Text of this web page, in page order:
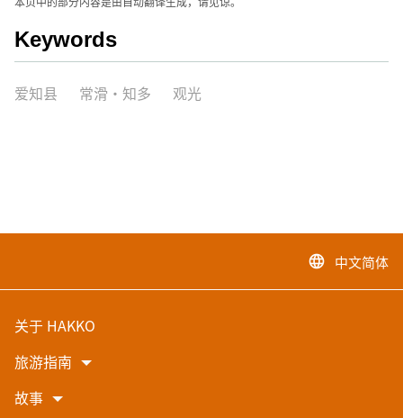
Keywords
爱知县 常滑・知多 观光
language 中文简体
关于 HAKKO
旅游指南
故事